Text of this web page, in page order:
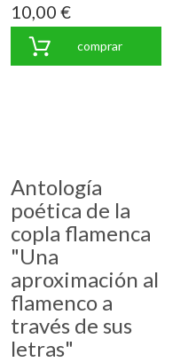
10,00 €
comprar
Antología
poética de la
copla flamenca
"Una
aproximación al
flamenco a
través de sus
letras"